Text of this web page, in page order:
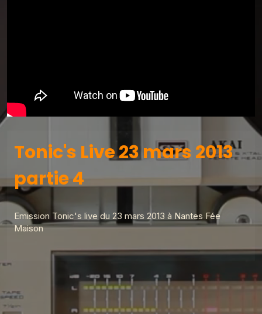
Tonic's Live 23 mars 2013
partie 4
Emission Tonic's live du 23 mars 2013 à Nantes Fée
Maison